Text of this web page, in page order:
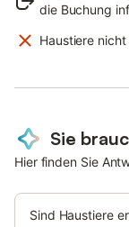
Kochen: Backofen;
Toaster;
W-Lan
Keine
Nebenkosten:
Bettwäsche:
die Buchung
Haustiere
Sie
Hier finden Sie
Sind Haustiere